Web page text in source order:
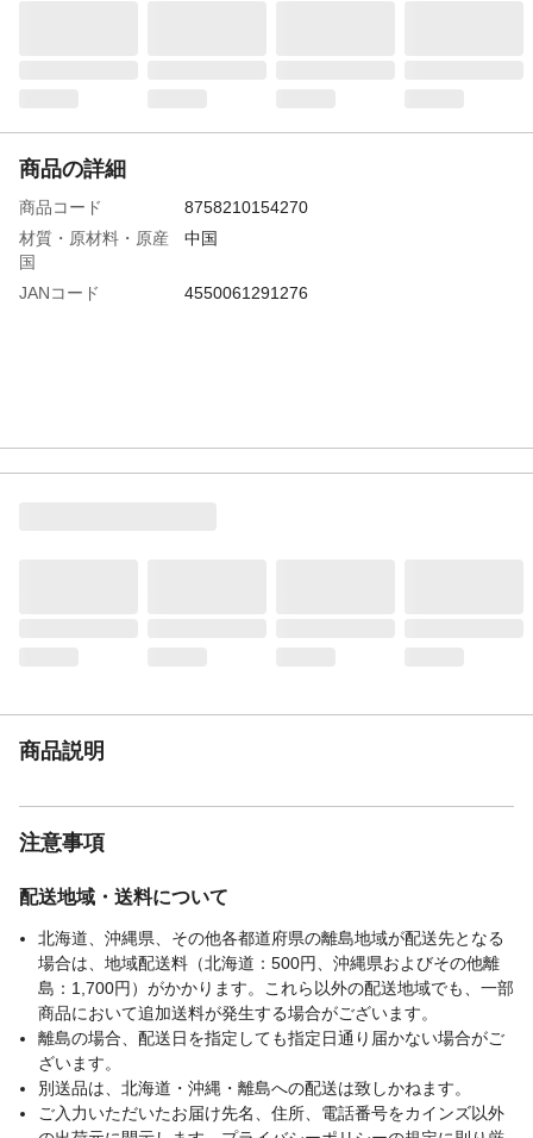
商品の詳細
商品コード
8758210154270
材質・原材料・原産
国
中国
JANコード 4550061291276
商品説明
注意事項
配送地域・送料について
北海道、沖縄県、その他各都道府県の離島地域が配送先となる
場合は、地域配送料（北海道：500円、沖縄県およびその他離
島：1,700円）がかかります。これら以外の配送地域でも、一部
商品において追加送料が発生する場合がございます。
離島の場合、配送日を指定しても指定日通り届かない場合がご
ざいます。
別送品は、北海道・沖縄・離島への配送は致しかねます。
ご入力いただいたお届け先名、住所、電話番号をカインズ以外